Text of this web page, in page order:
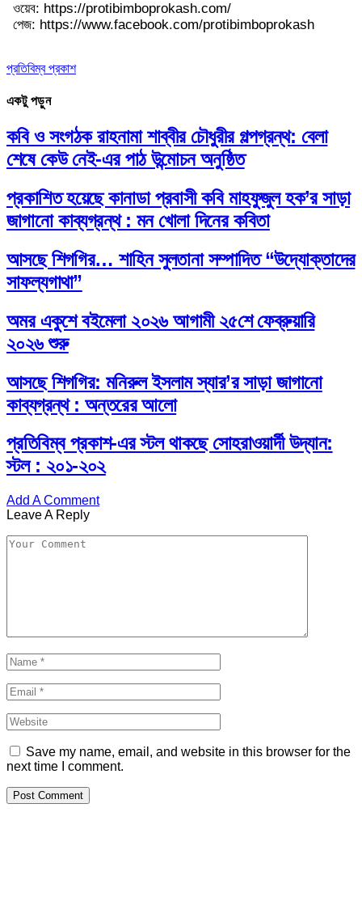
ওয়েব: https://protibimboprokash.com/
পেজ: https://www.facebook.com/protibimboprokash
প্রতিবিম্ব প্রকাশ
একটু পড়ুন
কবি ও সংগঠক রাহনামা শাব্বীর চৌধুরীর গল্পগ্রন্থ: বেলা
শেষে কেউ নেই-এর পাঠ উন্মোচন অনুষ্ঠিত
প্রকাশিত হয়েছে কানাডা প্রবাসী কবি মাহফুজুল হক’র সাড়া
জাগানো কাব্যগ্রন্থ : মন খোলা দিনের কবিতা
আসছে শিগগির… শাহিন সুলতানা সম্পাদিত “উদ্যোক্তাদের
সাফল্যগাথা”
অমর একুশে বইমেলা ২০২৬ আগামী ২৫শে ফেব্রুয়ারি
২০২৬ শুরু
আসছে শিগগির: মনিরুল ইসলাম স্যার’র সাড়া জাগানো
কাব্যগ্রন্থ : অন্তরের আলো
প্রতিবিম্ব প্রকাশ-এর স্টল থাকছে সোহরাওয়ার্দী উদ্যান:
স্টল : ২০১-২০২
Add A Comment
Leave A Reply
Save my name, email, and website in this browser for the
next time I comment.